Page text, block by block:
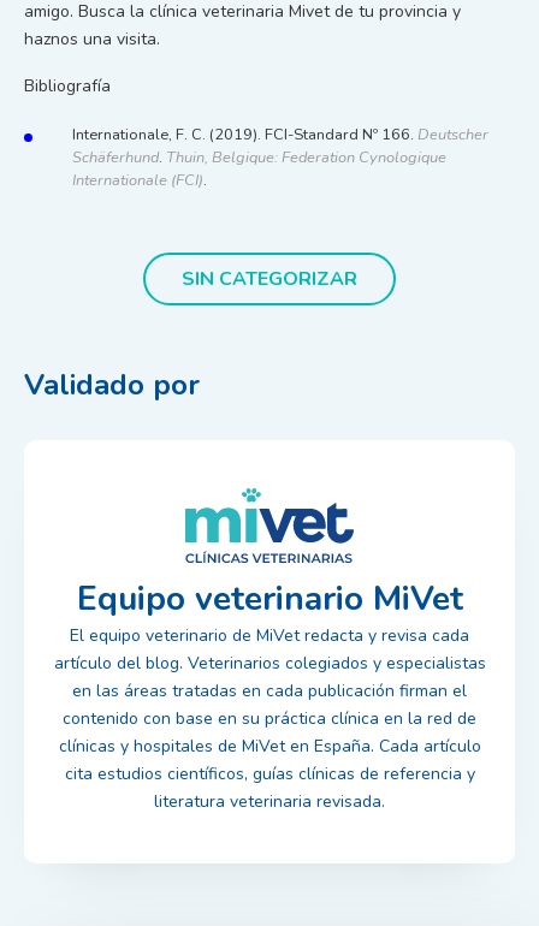
amigo. Busca la clínica veterinaria Mivet de tu provincia y
haznos una visita.
Bibliografía
Internationale, F. C. (2019). FCI-Standard Nº 166. Deutscher
Schäferhund. Thuin, Belgique: Federation Cynologique
Internationale (FCI).
SIN CATEGORIZAR
Validado por
Equipo veterinario MiVet
El equipo veterinario de MiVet redacta y revisa cada
artículo del blog. Veterinarios colegiados y especialistas
en las áreas tratadas en cada publicación firman el
contenido con base en su práctica clínica en la red de
clínicas y hospitales de MiVet en España. Cada artículo
cita estudios científicos, guías clínicas de referencia y
literatura veterinaria revisada.